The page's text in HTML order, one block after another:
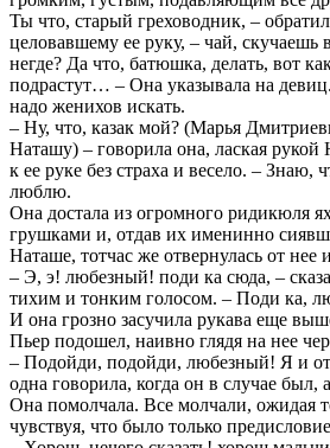
Ты что, старый греховодник, –
целовавшему ее руку, – чай, скучаешь
негде? Да что, батюшка, делать, вот
подрастут… – Она указывала на
надо женихов искать.
– Ну, что, казак мой? (Марья
Наташу) – говорила она, лаская
к ее руке без страха и весело. – Знаю,
люблю.
Она достала из огромного ридикюля
грушками и, отдав их именинно
Наташе, тотчас же отвернулась от нее
– Э, э! любезный! поди ка сюда, –
тихим и тонким голосом. – Поди ка,
И она грозно засучила рукава еще
Пьер подошел, наивно глядя на нее
– Подойди, подойди, любезный! Я и
одна говорила, когда он в случае был,
Она помолчала. Все молчали, ожидая
чувствуя, что было только